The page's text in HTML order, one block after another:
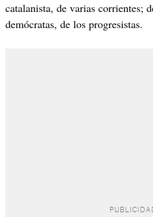
catalanista, de varias corrientes;
demócratas, de los progresistas.